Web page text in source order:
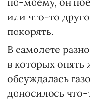
или что-то
покорять.
В самолете
в которых опять
обсуждалась
доносилось